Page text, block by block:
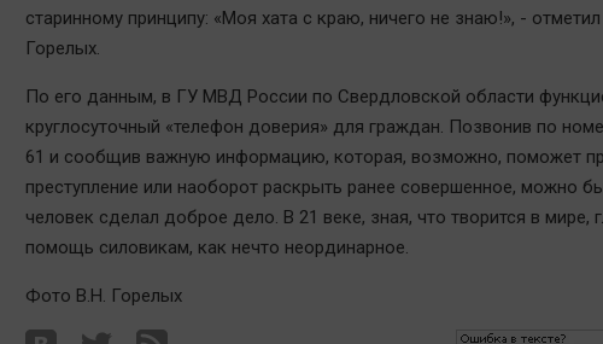
старинному принципу: «Моя хата с краю, ничего не знаю!», -
Горелых.
По его данным, в ГУ МВД России по Свердловской области
круглосуточный «телефон доверия» для граждан. Позвонив по
61 и сообщив важную информацию, которая, возможно, поможет
преступление или наоборот раскрыть ранее совершенное, можно
человек сделал доброе дело. В 21 веке, зная, что творится в мире,
помощь силовикам, как нечто неординарное.
Фото В.Н. Горелых